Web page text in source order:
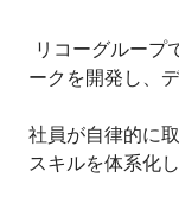
リコーグループ
ークを開発し、
社員が自律的に
スキルを体系化